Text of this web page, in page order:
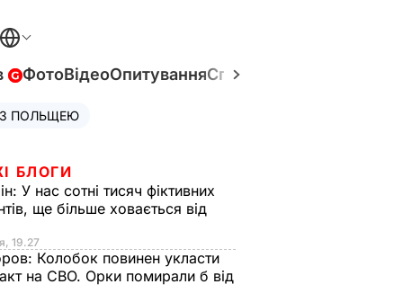
ФотоВідеоОпитуванняСпецпроєкти
ПОЛЬЩЕЮ
БЛОГИ
У нас сотні тисяч фіктивних
ще більше ховається від
19.27
Колобок повинен укласти
на СВО. Орки помирали б від